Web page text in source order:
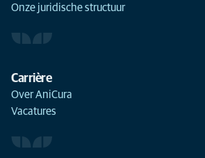
Onze juridische structuur
Carrière
Over AniCura
Vacatures